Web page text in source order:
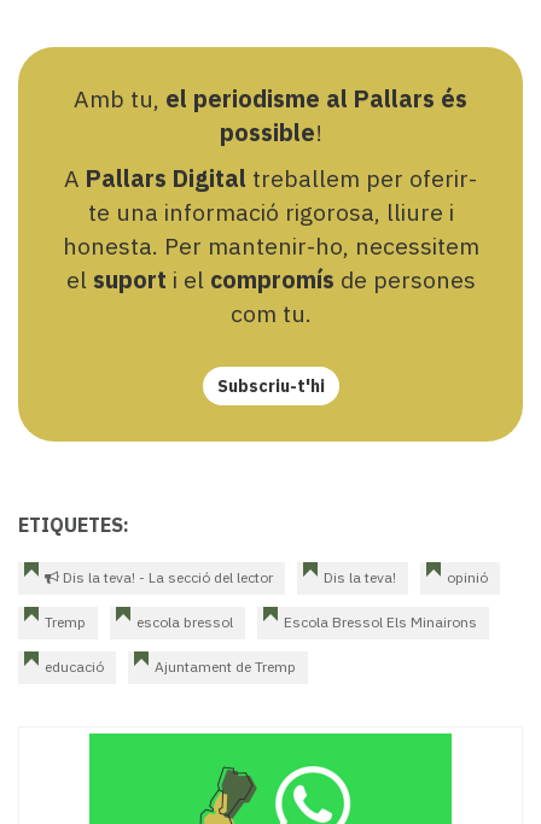
Amb tu, el periodisme al Pallars és
possible!
A Pallars Digital treballem per oferir-
te una informació rigorosa, lliure i
honesta. Per mantenir-ho, necessitem
el suport i el compromís de persones
com tu.
Subscriu-t'hi
ETIQUETES:
Dis la teva! - La secció del lector Dis la teva! opinió
Tremp escola bressol Escola Bressol Els Minairons
educació Ajuntament de Tremp